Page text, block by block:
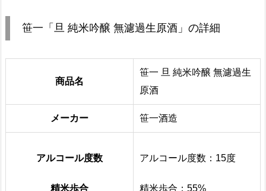
笹一「旦 純米吟醸 無濾過生原酒」の詳細
商品名
笹一 旦 純米吟醸 無濾過生
原酒
メーカー 笹一酒造
アルコール度数
精米歩合
アルコール度数：15度
精米歩合：55%